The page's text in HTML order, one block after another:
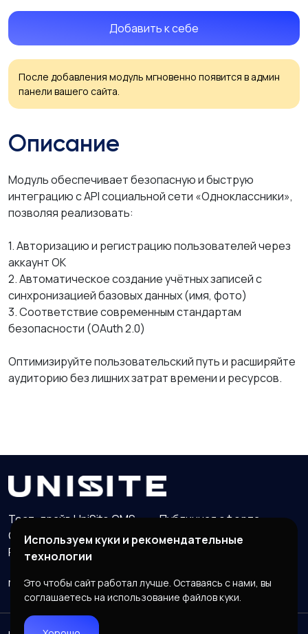
Добавить к себе
После добавления модуль мгновенно появится в админ
панели вашего сайта.
Описание
Модуль обеспечивает безопасную и быструю
интеграцию с API социальной сети «Одноклассники»,
позволяя реализовать:
1. Авторизацию и регистрацию пользователей через
аккаунт ОК
2. Автоматическое создание учётных записей с
синхронизацией базовых данных (имя, фото)
3. Соответствие современным стандартам
безопасности (OAuth 2.0)
Оптимизируйте пользовательский путь и расширяйте
аудиторию без лишних затрат времени и ресурсов.
Тест-драйв UniSite CMS
Публичная оферта
Обработка персональных данных
Реквизиты организации
manager@unisite.org
Группа VK
Используем куки и рекомендательные
технологии
Это чтобы сайт работал лучше. Оставаясь с нами, вы
соглашаетесь на использование файлов куки.